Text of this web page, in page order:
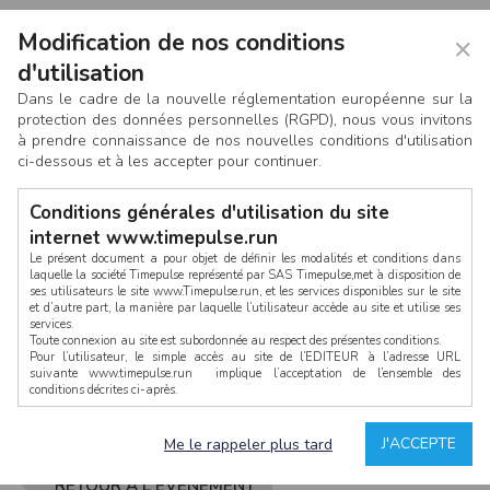
CONNEXION
RETOUR À L'ÉVÈNEMENT
×
Modification de nos conditions
d'utilisation
Dans le cadre de la nouvelle réglementation européenne sur la
protection des données personnelles (RGPD), nous vous invitons
à prendre connaissance de nos nouvelles conditions d'utilisation
ci-dessous et à les accepter pour continuer.
Conditions générales d'utilisation du site
internet www.timepulse.run
Le présent document a pour objet de définir les modalités et conditions dans
laquelle la société Timepulse représenté par SAS Timepulse,met à disposition de
ses utilisateurs le site www.Timepulse.run, et les services disponibles sur le site
et d’autre part, la manière par laquelle l’utilisateur accède au site et utilise ses
services.
Toute connexion au site est subordonnée au respect des présentes conditions.
Pour l’utilisateur, le simple accès au site de l’EDITEUR à l’adresse URL
suivante www.timepulse.run implique l’acceptation de l’ensemble des
conditions décrites ci-après.
La structure générale du site www.timepulse.run, par quelque procédé que ce
soit, sans l'autorisation préalable et par écrit de Fourcherot Mickael et/ou de ses
J'ACCEPTE
Me le rappeler plus tard